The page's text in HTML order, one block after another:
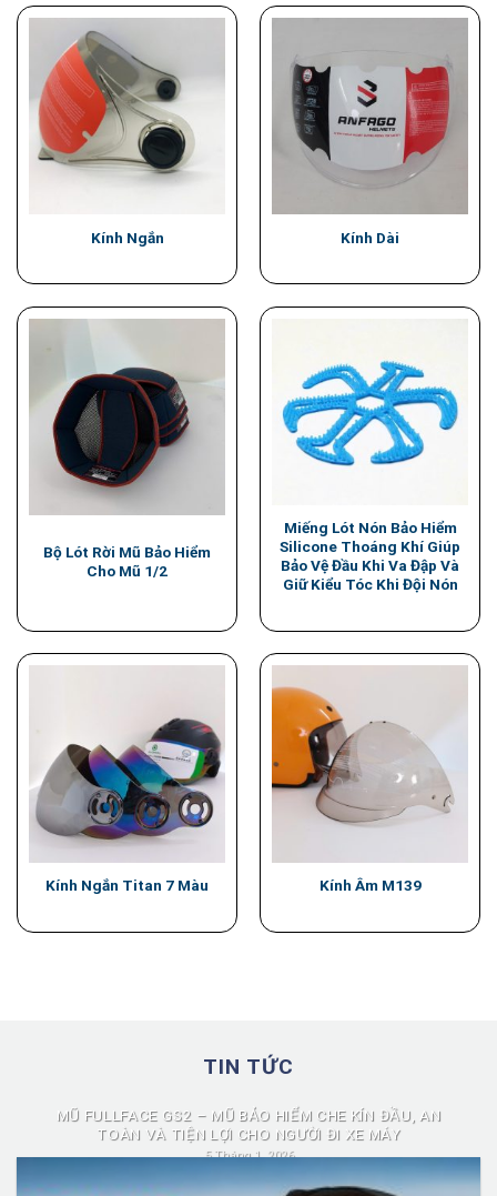
Kính Ngắn Kính Dài
Bộ Lót Rời Mũ Bảo Hiểm
Cho Mũ 1/2
Miếng Lót Nón Bảo Hiểm
Silicone Thoáng Khí Giúp
Bảo Vệ Đầu Khi Va Đập Và
Giữ Kiểu Tóc Khi Đội Nón
Kính Ngắn Titan 7 Màu Kính Âm M139
TIN TỨC
MŨ FULLFACE GS2 – MŨ BẢO HIỂM CHE KÍN ĐẦU, AN
TOÀN VÀ TIỆN LỢI CHO NGƯỜI ĐI XE MÁY
5 Tháng 1, 2026